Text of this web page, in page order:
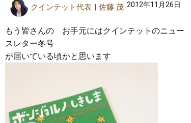
クインテット代表 佐藤 茂 2012年11月26日
もう皆さんの お手元にはクインテットのニュー
スレター冬号
が届いている頃かと思います